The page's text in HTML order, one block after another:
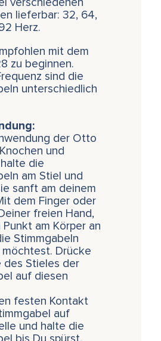
verschiedenen
lieferbar: 32, 64,
Herz.
mit dem
zu beginnen.
sind die
unterschiedlich
der Otto
und
die
am Stiel und
sanft am deinem
dem Finger oder
freien Hand,
am Körper an
Stimmgabeln
möchtest. Drücke
des Stieles der
auf diesen
festen Kontakt
auf
und halte die